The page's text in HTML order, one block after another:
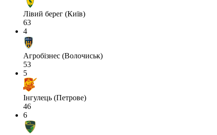
Лівий берег (Київ)
63
4
Агробізнес (Волочиськ)
53
5
Інгулець (Петрове)
46
6